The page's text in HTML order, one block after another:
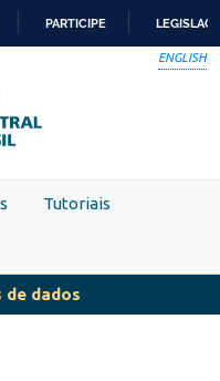
PARTICIPE
ENGLISH
Tutoriais
de dados